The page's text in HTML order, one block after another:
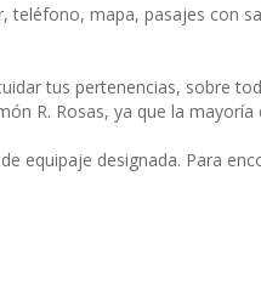
mapa, pasajes con
tus pertenencias, sobre
R. Rosas, ya que la
equipaje designada. Para